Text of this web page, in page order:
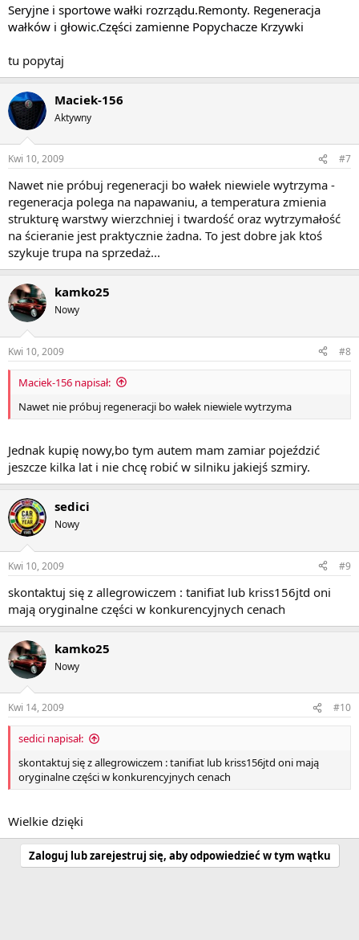
Seryjne i sportowe wałki rozrządu.Remonty. Regeneracja
wałków i głowic.Części zamienne Popychacze Krzywki
tu popytaj
Maciek-156
Aktywny
Kwi 10, 2009 #7
Nawet nie próbuj regeneracji bo wałek niewiele wytrzyma -
regeneracja polega na napawaniu, a temperatura zmienia
strukturę warstwy wierzchniej i twardość oraz wytrzymałość
na ścieranie jest praktycznie żadna. To jest dobre jak ktoś
szykuje trupa na sprzedaż...
kamko25
Nowy
Kwi 10, 2009 #8
Maciek-156 napisał:
Nawet nie próbuj regeneracji bo wałek niewiele wytrzyma
Jednak kupię nowy,bo tym autem mam zamiar pojeździć
jeszcze kilka lat i nie chcę robić w silniku jakiejś szmiry.
sedici
Nowy
Kwi 10, 2009 #9
skontaktuj się z allegrowiczem : tanifiat lub kriss156jtd oni
mają oryginalne części w konkurencyjnych cenach
kamko25
Nowy
Kwi 14, 2009 #10
sedici napisał:
skontaktuj się z allegrowiczem : tanifiat lub kriss156jtd oni mają
oryginalne części w konkurencyjnych cenach
Wielkie dzięki
Zaloguj lub zarejestruj się, aby odpowiedzieć w tym wątku